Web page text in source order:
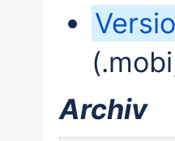
Archiv